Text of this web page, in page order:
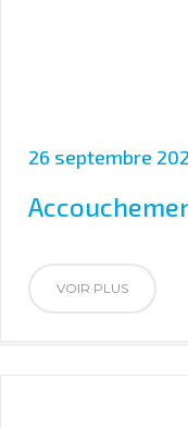
26 septembre
VOIR PLUS